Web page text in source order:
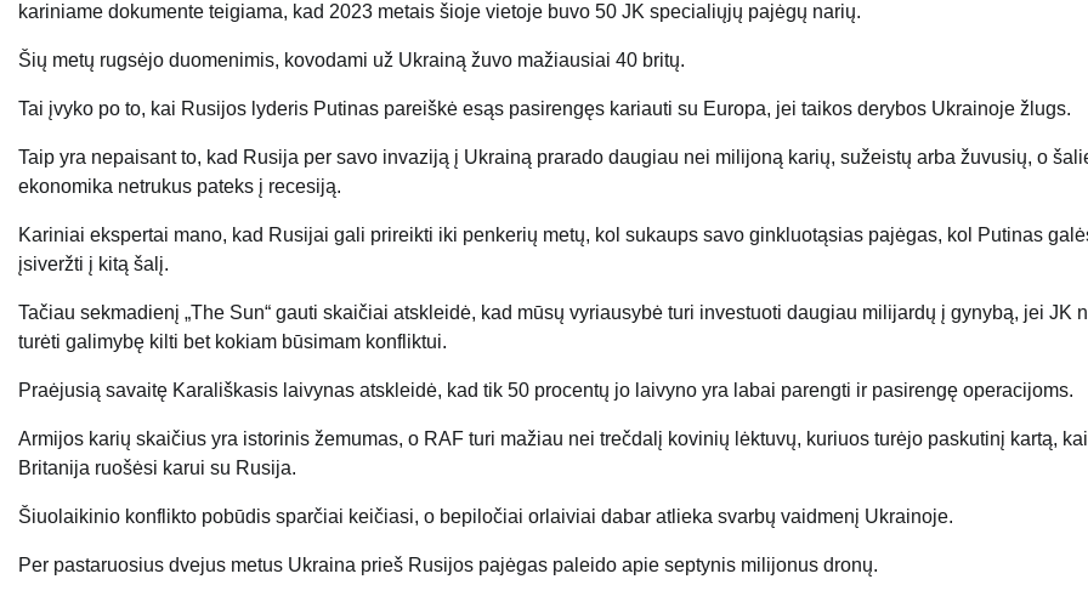
kariniame dokumente teigiama, kad 2023 metais šioje vietoje buvo 50 JK specialiųjų pajėgų narių.
Šių metų rugsėjo duomenimis, kovodami už Ukrainą žuvo mažiausiai 40 britų.
Tai įvyko po to, kai Rusijos lyderis Putinas pareiškė esąs pasirengęs kariauti su Europa, jei taikos derybos Ukrainoje žlugs.
Taip yra nepaisant to, kad Rusija per savo invaziją į Ukrainą prarado daugiau nei milijoną karių, sužeistų arba žuvusių, o
ekonomika netrukus pateks į recesiją.
Kariniai ekspertai mano, kad Rusijai gali prireikti iki penkerių metų, kol sukaups savo ginkluotąsias pajėgas, kol Putinas
įsiveržti į kitą šalį.
Tačiau sekmadienį „The Sun“ gauti skaičiai atskleidė, kad mūsų vyriausybė turi investuoti daugiau milijardų į gynybą, jei JK
turėti galimybę kilti bet kokiam būsimam konfliktui.
Praėjusią savaitę Karališkasis laivynas atskleidė, kad tik 50 procentų jo laivyno yra labai parengti ir pasirengę operacijoms.
Armijos karių skaičius yra istorinis žemumas, o RAF turi mažiau nei trečdalį kovinių lėktuvų, kuriuos turėjo paskutinį kartą, kai
Britanija ruošėsi karui su Rusija.
Šiuolaikinio konflikto pobūdis sparčiai keičiasi, o bepiločiai orlaiviai dabar atlieka svarbų vaidmenį Ukrainoje.
Per pastaruosius dvejus metus Ukraina prieš Rusijos pajėgas paleido apie septynis milijonus dronų.